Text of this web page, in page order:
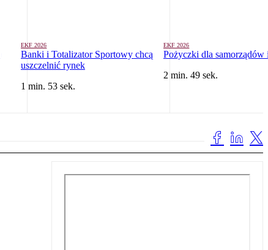
EKF 2026
Banki i Totalizator Sportowy chcą
uszczelnić rynek
1 min. 53 sek.
EKF 2026
Pożyczki dla samorządów
2 min. 49 sek.